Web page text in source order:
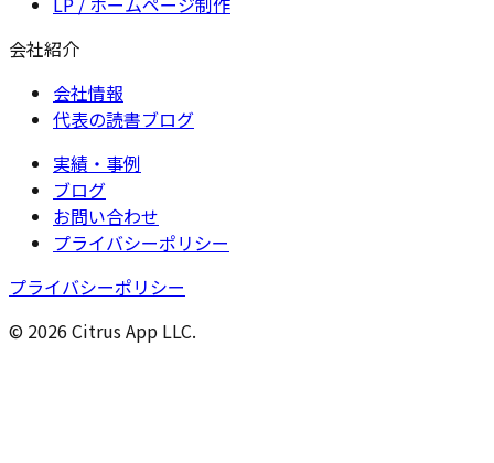
会社紹介
会社情報
代表の読書ブログ
実績・事例
ブログ
お問い合わせ
プライバシーポリシー
プライバシーポリシー
© 2026 Citrus App LLC.